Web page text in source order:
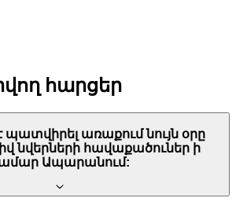
հարցեր
պատվիրել առաքում նույն օրը
նվերների հավաքածուներ ի
Ապարանում: